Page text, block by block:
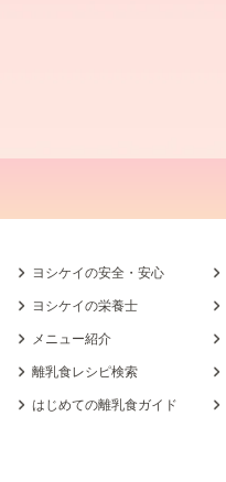
ヨシケイの安全・安心
ヨシケイの栄養士
メニュー紹介
離乳食レシピ検索
はじめての離乳食ガイド